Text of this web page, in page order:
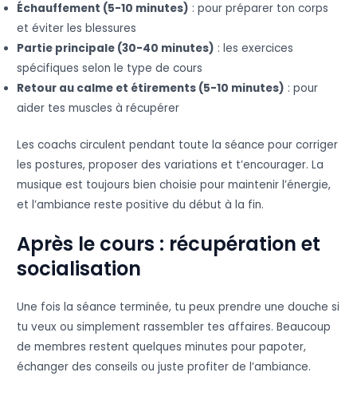
Échauffement (5-10 minutes) : pour préparer ton corps
et éviter les blessures
Partie principale (30-40 minutes) : les exercices
spécifiques selon le type de cours
Retour au calme et étirements (5-10 minutes) : pour
aider tes muscles à récupérer
Les coachs circulent pendant toute la séance pour corriger
les postures, proposer des variations et t’encourager. La
musique est toujours bien choisie pour maintenir l’énergie,
et l’ambiance reste positive du début à la fin.
Après le cours : récupération et
socialisation
Une fois la séance terminée, tu peux prendre une douche si
tu veux ou simplement rassembler tes affaires. Beaucoup
de membres restent quelques minutes pour papoter,
échanger des conseils ou juste profiter de l’ambiance.